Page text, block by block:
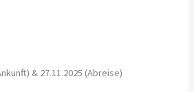
& 27.11.2025 (Abreise)